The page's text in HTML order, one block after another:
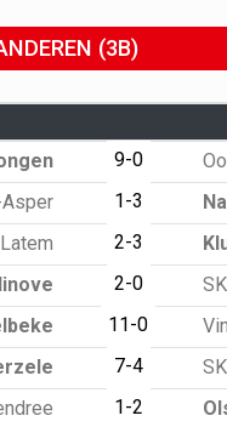
(3B)
9-0
1-3
Latem
2-3
2-0
11-0
7-4
1-2